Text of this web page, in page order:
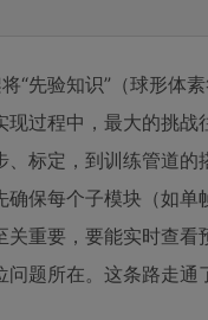
“先验知识”（球形体
过程中，最大的挑
标定，到训练管道的
保每个子模块（如
重要，要能实时查
题所在。这条路走